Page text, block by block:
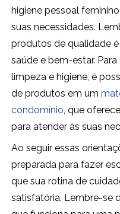
higiene pessoal
suas necessidades.
produtos de qualidade
saúde e bem-estar.
limpeza e higiene, é
de produtos em um
condomínio, que
para atender às suas
Ao seguir essas
preparada para fazer
que sua rotina de
satisfatória. Lembre-se